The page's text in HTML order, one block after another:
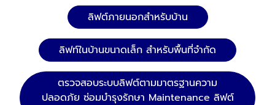
ลิฟต์ภายนอกสำหรับบ้าน
ลิฟท์ในบ้านขนาดเล็ก สำหรับพื้นที่จำกัด
ตรวจสอบระบบลิฟต์ตามมาตรฐานความ
ปลอดภัย ซ่อมบำรุงรักษา Maintenance ลิฟต์